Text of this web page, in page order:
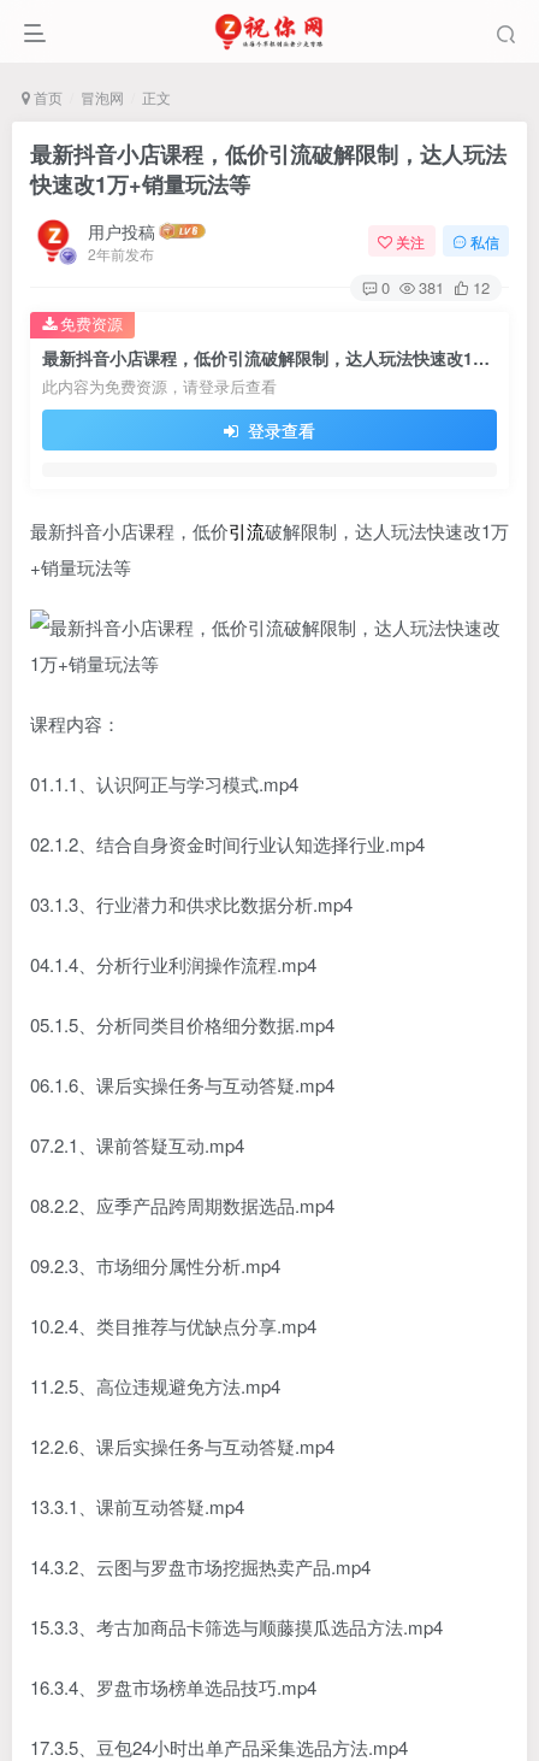
首页 冒泡网 正文
最新抖音小店课程，低价引流破解限制，达人玩法
快速改1万+销量玩法等
用户投稿
2年前发布
关注 私信
0 381 12
最新抖音小店课程，低价引流破解限制，达人玩法快速改1万+销量玩法等
此内容为免费资源，请登录后查看
登录查看
免费资源
最新抖音小店课程，低价引流破解限制，达人玩法快速改1万
+销量玩法等
课程内容：
01.1.1、认识阿正与学习模式.mp4
02.1.2、结合自身资金时间行业认知选择行业.mp4
03.1.3、行业潜力和供求比数据分析.mp4
04.1.4、分析行业利润操作流程.mp4
05.1.5、分析同类目价格细分数据.mp4
06.1.6、课后实操任务与互动答疑.mp4
07.2.1、课前答疑互动.mp4
08.2.2、应季产品跨周期数据选品.mp4
09.2.3、市场细分属性分析.mp4
10.2.4、类目推荐与优缺点分享.mp4
11.2.5、高位违规避免方法.mp4
12.2.6、课后实操任务与互动答疑.mp4
13.3.1、课前互动答疑.mp4
14.3.2、云图与罗盘市场挖掘热卖产品.mp4
15.3.3、考古加商品卡筛选与顺藤摸瓜选品方法.mp4
16.3.4、罗盘市场榜单选品技巧.mp4
17.3.5、豆包24小时出单产品采集选品方法.mp4